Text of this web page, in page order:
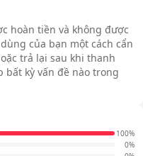
hoàn tiền và không được
của bạn một cách cẩn
trả lại sau khi thanh
bất kỳ vấn đề nào trong
100%
0%